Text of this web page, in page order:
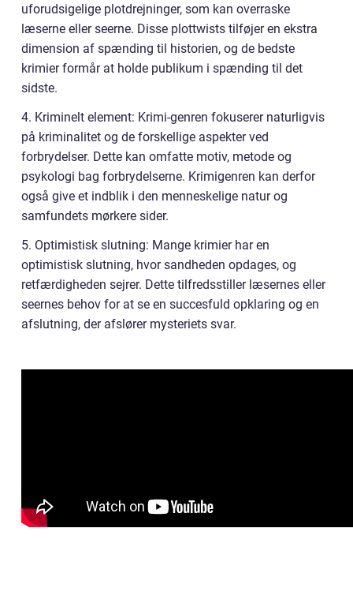
uforudsigelige plotdrejninger, som kan overraske
læserne eller seerne. Disse plottwists tilføjer en ekstra
dimension af spænding til historien, og de bedste
krimier formår at holde publikum i spænding til det
sidste.
4. Kriminelt element: Krimi-genren fokuserer naturligvis
på kriminalitet og de forskellige aspekter ved
forbrydelser. Dette kan omfatte motiv, metode og
psykologi bag forbrydelserne. Krimigenren kan derfor
også give et indblik i den menneskelige natur og
samfundets mørkere sider.
5. Optimistisk slutning: Mange krimier har en
optimistisk slutning, hvor sandheden opdages, og
retfærdigheden sejrer. Dette tilfredsstiller læsernes eller
seernes behov for at se en succesfuld opklaring og en
afslutning, der afslører mysteriets svar.